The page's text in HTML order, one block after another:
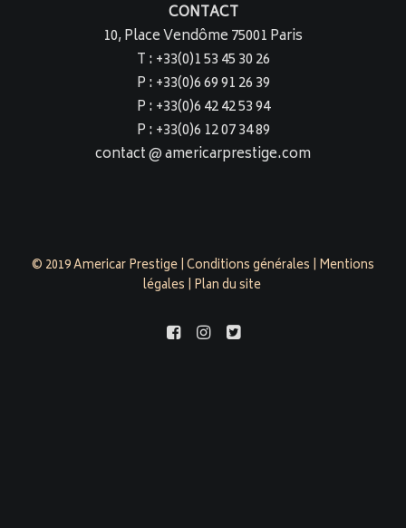
CONTACT
10, Place Vendôme 75001 Paris
T : +33(0)1 53 45 30 26
P : +33(0)6 69 91 26 39
P : +33(0)6 42 42 53 94
P : +33(0)6 12 07 34 89
contact @ americarprestige.com
© 2019 Americar Prestige |Conditions générales | Mentions
légales | Plan du site